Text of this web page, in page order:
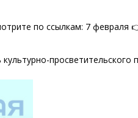
по ссылкам: 7
просветительского